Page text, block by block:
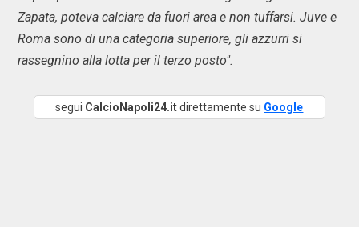
Zapata, poteva calciare da fuori area e non tuffarsi. Juve e
Roma sono di una categoria superiore, gli azzurri si
rassegnino alla lotta per il terzo posto".
segui CalcioNapoli24.itdirettamente su Google